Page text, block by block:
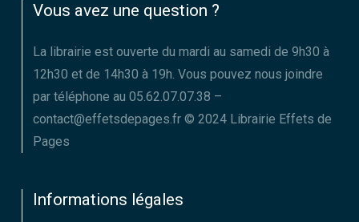
Vous avez une question ?
La librairie est ouverte du mardi au samedi de 9h30 à
12h30 et de 14h30 à 19h. Vous pouvez nous joindre
par téléphone au 05.62.07.07.38 –
contact@effetsdepages.fr © 2024 Librairie Effets de
Pages
Informations légales